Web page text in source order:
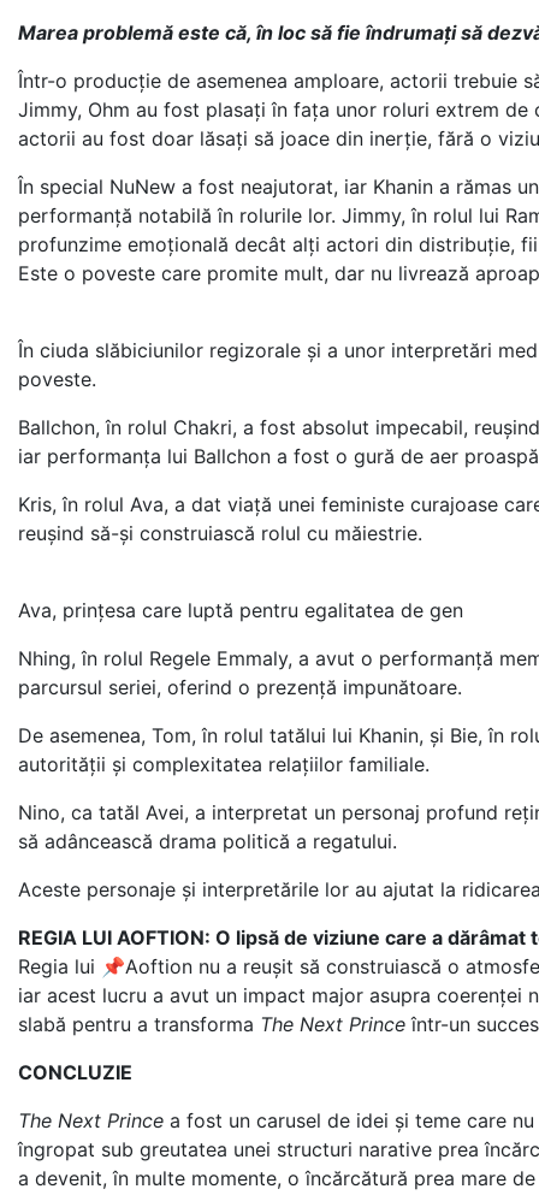
Marea problemă este că, în loc să fie îndrumați să
Într-o producție de asemenea amploare, actorii trebuie
Jimmy, Ohm au fost plasați în fața unor roluri extrem
actorii au fost doar lăsați să joace din inerție, fără o
În special NuNew a fost neajutorat, iar Khanin a rămas
performanță notabilă în rolurile lor. Jimmy, în rolul lui
profunzime emoțională decât alți actori din distribuție,
Este o poveste care promite mult, dar nu livrează
În ciuda slăbiciunilor regizorale și a unor interpretări
poveste.
Ballchon, în rolul Chakri, a fost absolut impecabil,
iar performanța lui Ballchon a fost o gură de aer
Kris, în rolul Ava, a dat viață unei feministe curajoase
reușind să-și construiască rolul cu măiestrie.
Ava, prințesa care luptă pentru egalitatea de gen
Nhing, în rolul Regele Emmaly, a avut o performanță
parcursul seriei, oferind o prezență impunătoare.
De asemenea, Tom, în rolul tatălui lui Khanin, și Bie, în
autorității și complexitatea relațiilor familiale.
Nino, ca tatăl Avei, a interpretat un personaj profund
să adâncească drama politică a regatului.
Aceste personaje și interpretările lor au ajutat la
REGIA LUI AOFTION: O lipsă de viziune care a dărâmat
Regia lui 📌Aoftion nu a reușit să construiască o
iar acest lucru a avut un impact major asupra
slabă pentru a transforma The Next Prince într-un
CONCLUZIE
The Next Prince a fost un carusel de idei și teme care
îngropat sub greutatea unei structuri narative prea
a devenit, în multe momente, o încărcătură prea mare